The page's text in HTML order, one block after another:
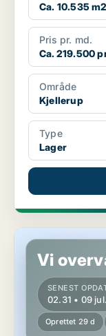
Ca. 10.535 m2
Pris pr. md.
Ca. 219.500
Område
Kjellerup
Type
Lager
Lager i Kjellerup
Vi
SENEST
02.31 • 09 jul.
Oprettet 29 d